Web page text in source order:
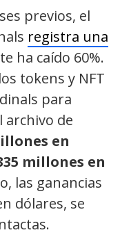
previos, el
registra una
ha caído 60%.
tokens y NFT
para
archivo de
en
millones en
las ganancias
dólares, se